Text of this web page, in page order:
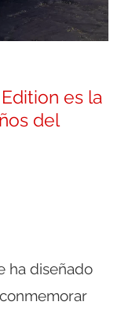
es la
del
ha diseñado